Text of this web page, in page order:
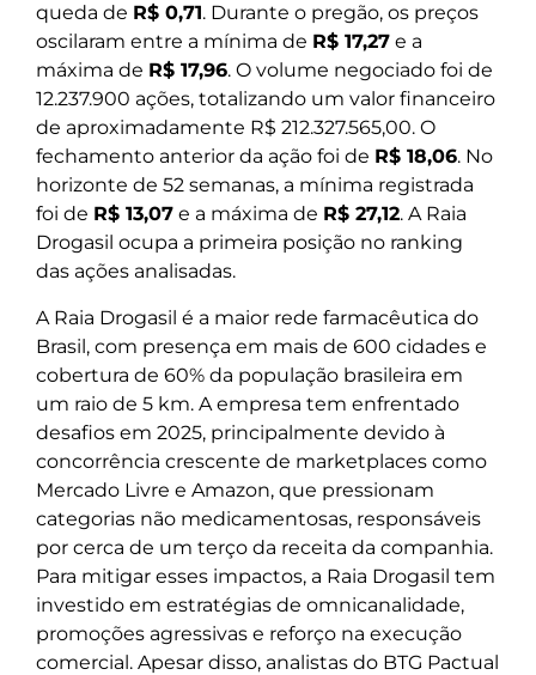
queda de R$ 0,71. Durante o pregão, os preços
oscilaram entre a mínima de R$ 17,27 e a
máxima de R$ 17,96. O volume negociado foi de
12.237.900 ações, totalizando um valor financeiro
de aproximadamente R$ 212.327.565,00. O
fechamento anterior da ação foi de R$ 18,06. No
horizonte de 52 semanas, a mínima registrada
foi de R$ 13,07 e a máxima de R$ 27,12. A Raia
Drogasil ocupa a primeira posição no ranking
das ações analisadas.
A Raia Drogasil é a maior rede farmacêutica do
Brasil, com presença em mais de 600 cidades e
cobertura de 60% da população brasileira em
um raio de 5 km. A empresa tem enfrentado
desafios em 2025, principalmente devido à
concorrência crescente de marketplaces como
Mercado Livre e Amazon, que pressionam
categorias não medicamentosas, responsáveis
por cerca de um terço da receita da companhia.
Para mitigar esses impactos, a Raia Drogasil tem
investido em estratégias de omnicanalidade,
promoções agressivas e reforço na execução
comercial. Apesar disso, analistas do BTG Pactual